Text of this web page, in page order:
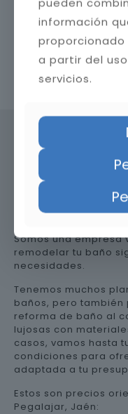
Precio de
Somos una empresa
remodelar tu baño
necesidades.
Tenemos muchos
baños, pero
reforma de baño al
lujosas con
casos, vamos hasta
condiciones para
adaptada a tu
Estos son precios
Pegalajar, Jaén:
información
a partir del
servicios.